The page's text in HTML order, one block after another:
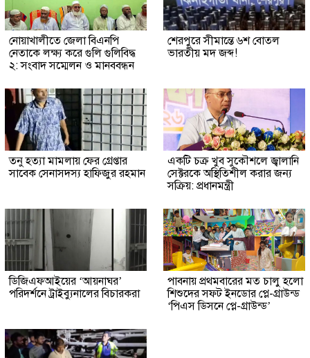
নোয়াখালীতে জেলা বিএনপি
নেতাকে লক্ষ্য করে গুলি গুলিবিদ্ধ
২: সংবাদ সম্মেলন ও মানববন্ধন
শেরপুরে সীমান্তে ৬শ বোতল
ভারতীয় মদ জব্দ!
তনু হত্যা মামলায় ফের গ্রেপ্তার
সাবেক সেনাসদস্য হাফিজুর রহমান
একটি চক্র খুব সুকৌশলে জ্বালানি
সেক্টরকে অস্থিতিশীল করার জন্য
সক্রিয়: প্রধানমন্ত্রী
ডিজিএফআইয়ের ‘আয়নাঘর’
পরিদর্শনে ট্রাইব্যুনালের বিচারকরা
পাবনায় প্রথমবারের মত চালু হলো
শিশুদের সফট ইনডোর প্লে-গ্রাউন্ড
‘পিএস ডিসনে প্লে-গ্রাউন্ড’